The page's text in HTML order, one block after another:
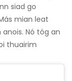
siad go
mian leat
Nó tóg an
thuairim